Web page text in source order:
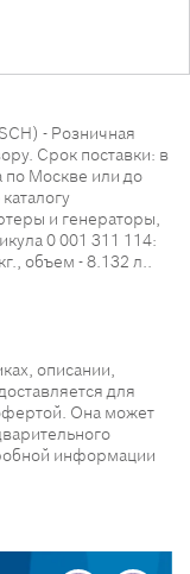
- Розничная
Срок поставки: в
по Москве или до
и генераторы,
0 001 311 114:
объем - 8.132 л..
описании,
для
Она может
информации